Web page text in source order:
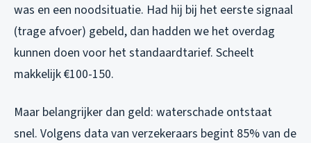
was en een noodsituatie. Had hij bij het eerste signaal
(trage afvoer) gebeld, dan hadden we het overdag
kunnen doen voor het standaardtarief. Scheelt
makkelijk €100-150.
Maar belangrijker dan geld: waterschade ontstaat
snel. Volgens data van verzekeraars begint 85% van de